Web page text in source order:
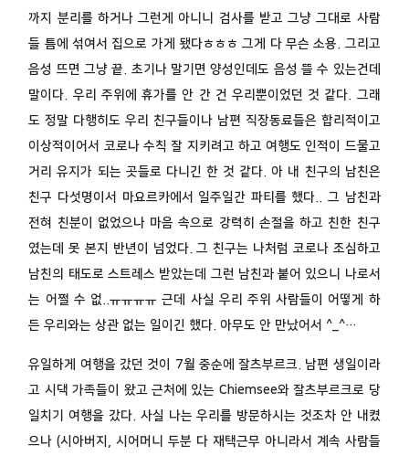
까지 분리를 하거나 그런게 아니니 검사를 받고 그냥 그대로 사람
들 틈에 섞여서 집으로 가게 됐다ㅎㅎㅎ 그게 다 무슨 소용. 그리고
음성 뜨면 그냥 끝. 초기나 말기면 양성인데도 음성 뜰 수 있는건데
말이다. 우리 주위에 휴가를 안 간 건 우리뿐이었던 것 같다. 그래
도 정말 다행히도 우리 친구들이나 남편 직장동료들은 합리적이고
이상적이어서 코로나 수칙 잘 지키려고 하고 여행도 인적이 드물고
거리 유지가 되는 곳들로 다니긴 한 것 같다. 아 내 친구의 남친은
친구 다섯명이서 마요르카에서 일주일간 파티를 했다.. 그 남친과
전혀 친분이 없었으나 마음 속으로 강력히 손절을 하고 친한 친구
였는데 못 본지 반년이 넘었다. 그 친구는 나처럼 코로나 조심하고
남친의 태도로 스트레스 받았는데 그런 남친과 붙어 있으니 나로서
는 어쩔 수 없..ㅠㅠㅠㅠ 근데 사실 우리 주위 사람들이 어떻게 하
든 우리와는 상관 없는 일이긴 했다. 아무도 안 만났어서 ^_^…
유일하게 여행을 갔던 것이 7월 중순에 잘츠부르크. 남편 생일이라
고 시댁 가족들이 왔고 근처에 있는 Chiemsee와 잘츠부르크로 당
일치기 여행을 갔다. 사실 나는 우리를 방문하시는 것조차 안 내켰
으나 (시아버지, 시어머니 두분 다 재택근무 아니라서 계속 사람들